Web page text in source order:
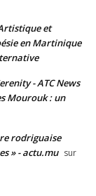
et
en Martinique
- ATC News
Mourouk : un
rodriguaise
» - actu.mu sur